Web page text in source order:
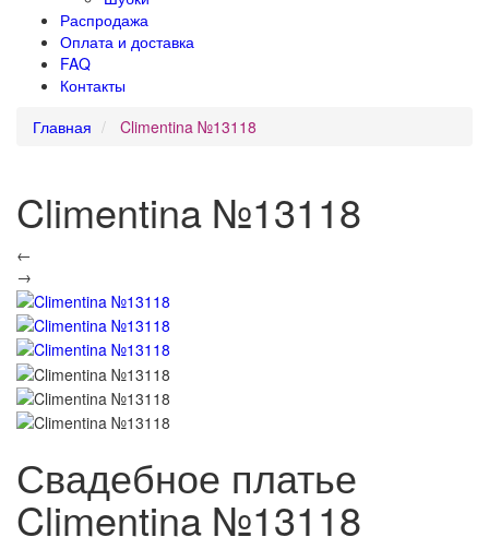
Распродажа
Оплата и доставка
FAQ
Контакты
Главная
Climentina №13118
Climentina №13118
←
→
Свадебное платье
Climentina №13118